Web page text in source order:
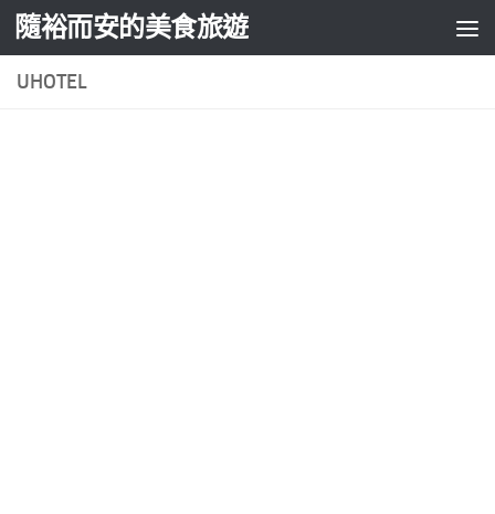
Skip to content
隨裕而安的美食旅遊
UHOTEL